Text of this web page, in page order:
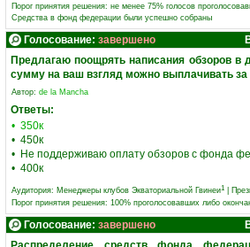
Порог принятия решения: не менее 75% голосов
Средства в фонд федерации были успешно собраны
Голосование: завершено
Предлагаю поощрять написания обзоров
сумму на ваш взгляд можно выплачивать за
Автор: de la Mancha
Ответы:
• 350к
• 450к
• Не поддерживаю оплату обзоров с фонда
• 400к
Аудитория: Менеджеры клубов Экваториальной Гвинеи1
Порог принятия решения: 100% проголосовавших либо
Голосование: завершено